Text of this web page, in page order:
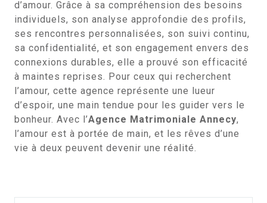
d’amour. Grâce à sa compréhension des besoins
individuels, son analyse approfondie des profils,
ses rencontres personnalisées, son suivi continu,
sa confidentialité, et son engagement envers des
connexions durables, elle a prouvé son efficacité
à maintes reprises. Pour ceux qui recherchent
l’amour, cette agence représente une lueur
d’espoir, une main tendue pour les guider vers le
bonheur. Avec l’Agence Matrimoniale Annecy,
l’amour est à portée de main, et les rêves d’une
vie à deux peuvent devenir une réalité.